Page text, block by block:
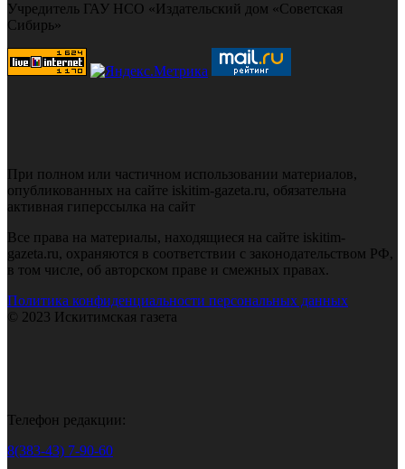
Учредитель ГАУ НСО «Издательский дом «Советская
Сибирь»
При полном или частичном использовании материалов,
опубликованных на сайте iskitim-gazeta.ru, обязательна
активная гиперссылка на сайт
Все права на материалы, находящиеся на сайте iskitim-
gazeta.ru, охраняются в соответствии с законодательством РФ,
в том числе, об авторском праве и смежных правах.
Политика конфиденциальности персональных данных
© 2023 Искитимская газета
Телефон редакции:
8(383-43) 7-90-60